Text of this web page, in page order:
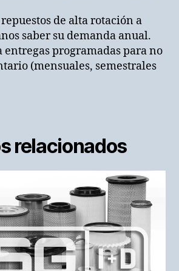
de alta rotación a
saber su demanda anual.
entregas programadas para no
(mensuales, semestrales
relacionados